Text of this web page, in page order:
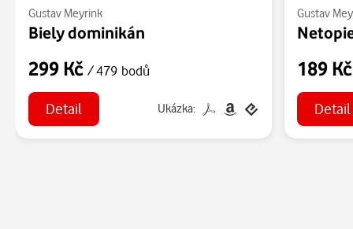
Gustav Meyrink
Biely dominikán
299 Kč / 479 bodů
Detail Ukázka:
Gustav
189
Detail